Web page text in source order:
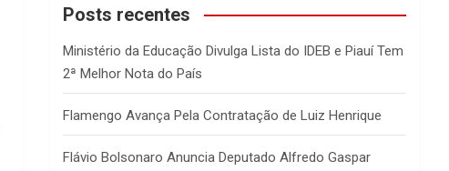
c
Posts recentes
Ministério da Educação Divulga Lista do IDEB e Piauí Tem
2ª Melhor Nota do País
Flamengo Avança Pela Contratação de Luiz Henrique
Flávio Bolsonaro Anuncia Deputado Alfredo Gaspar